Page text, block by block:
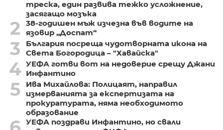
треска, един развива тежко усложнение,
засягащо мозъка
2
38-годишен мъж изчезна във водите на
язовир „Доспат“
3
България посреща чудотворната икона на
Света Богородица – "Хавайска"
4 УЕФА готви вот на недоверие срещу Джани
Инфантино
5
Ива Михайлова: Полицаят, направил
измерванията за експертизата на
прокуратурата, няма необходимото
образование
УЕФА поздрави Инфантино, но свали